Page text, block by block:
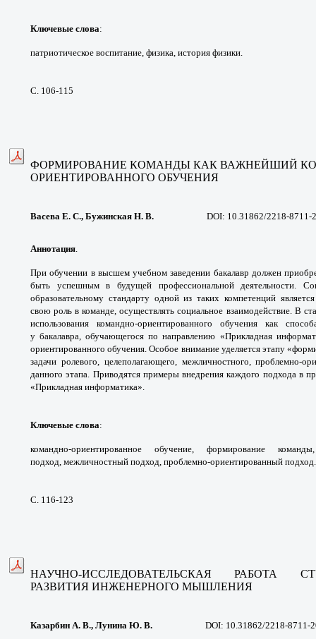
Ключевые слова:
патриотическое воспитание, физика, история физики.
С. 106-115
ФОРМИРОВАНИЕ КОМАНДЫ КАК ВАЖНЕЙШИЙ
ОРИЕНТИРОВАННОГО ОБУЧЕНИЯ
Васева Е. С., Бужинская Н. В. DOI: 10.31862/2218-8711-
Аннотация.
При обучении в высшем учебномзаведении бакалавр должен
быть успешным в будущей профессиональнойдеятельности.
образовательному стандарту одной из таких компетенций
своюроль в команде, осуществлять социальное взаимодействие. В
использования командно-ориентированного обучения как
убакалавра, обучающегося по направлению «Прикладная
ориентированногообучения. Особое внимание уделяется этапу
задачи ролевого, целеполагающего, межличностного, проблемно-
данного этапа. Приводятся примеры внедрения каждого подхода в
«Прикладная информатика».
Ключевые слова:
командно-ориентированное обучение, формирование
подход, межличностный подход, проблемно-ориентированный подход.
С. 116-123
НАУЧНО-ИССЛЕДОВАТЕЛЬСКАЯ РАБОТА
РАЗВИТИЯ ИНЖЕНЕРНОГО МЫШЛЕНИЯ
Казарбин А. В., Лунина Ю. В. DOI: 10.31862/2218-8711-